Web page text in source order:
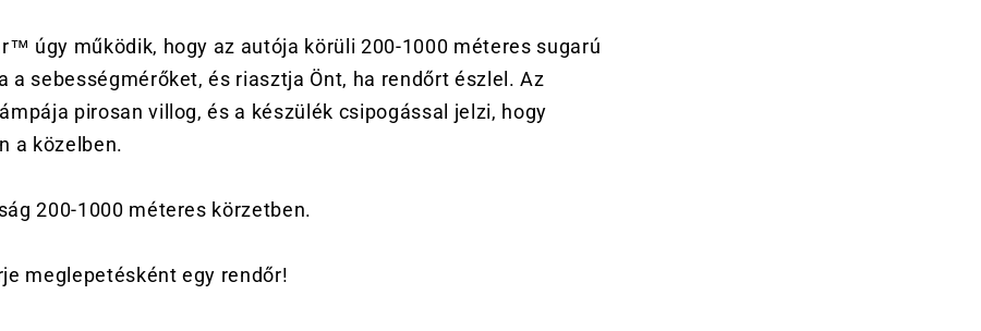
úgy működik, hogy az autója körüli 200-1000 méteres sugarú
a sebességmérőket, és riasztja Önt, ha rendőrt észlel. Az
pirosan villog, és a készülék csipogással jelzi, hogy
a közelben.
200-1000 méteres körzetben.
meglepetésként egy rendőr!